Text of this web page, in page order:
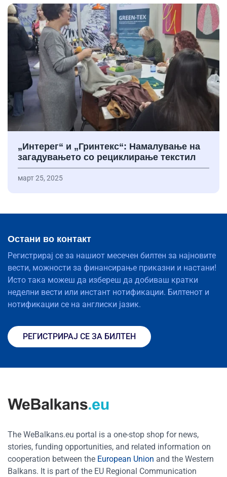
„Интерег“ и „Гринтекс“: Намалување на
загадувањето со рециклирање текстил
март 25, 2025
Остани во контакт
Регистрирај се за нашиот месечен билтен за најновите
вести, можности за финансирање приказни и настани!
Исто така можеш да избереш да добиваш кратки
неделни вести или инстант нотификации. Билтенот и
нотификации се на англиски јазик.
РЕГИСТРИРАЈ СЕ ЗА БИЛТЕН
The WeBalkans.eu portal is a one-stop shop for news,
stories, funding opportunities, and related information on
cooperation between the European Union and the Western
Balkans. It is part of the EU Regional Communication